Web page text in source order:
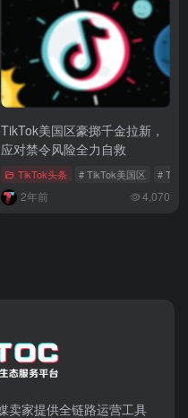
税政策 # 中美关税协议
TikTok美国区豪掷千金拉新，
应对禁令风险全力自救
TikTok头条 # TikTok美国区 #
2年前 4,070
卖家提供全链路运营工具